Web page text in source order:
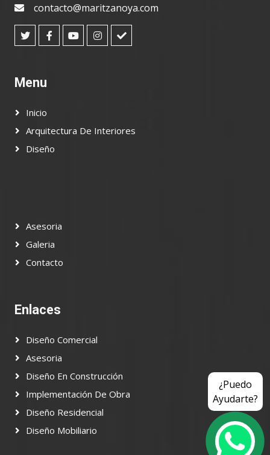
¿Puedo
Ayudarte?
contacto@maritzanoya.com
Menu
Inicio
Arquitectura De Interiores
Diseño
Asesoria
Galeria
Contacto
Enlaces
Diseño Comercial
Asesoria
Diseño En Construcción
Implementación De Obra
Diseño Residencial
Diseño Mobiliario